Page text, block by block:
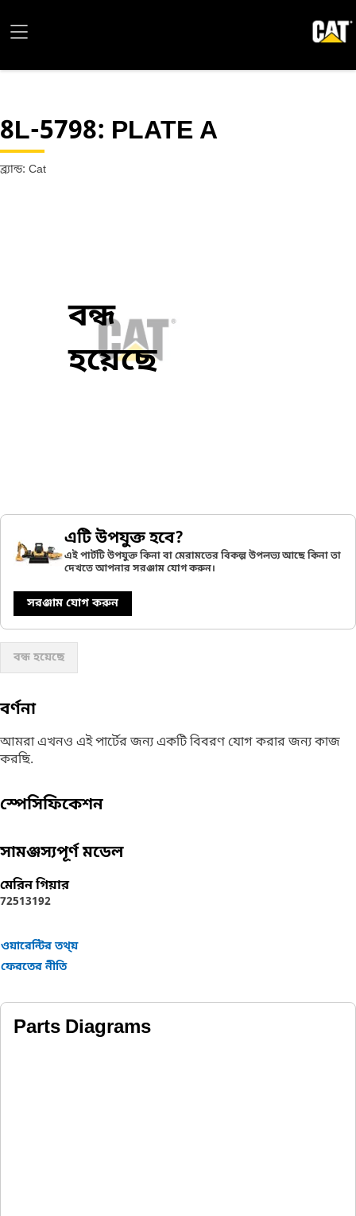
8L-5798: PLATE A
ব্র্যান্ড: Cat
বন্ধ
হয়েছে
এটি উপযুক্ত হবে?
এই পার্টটি উপযুক্ত কিনা বা মেরামতের বিকল্প উপলভ্য আছে কিনা তা
দেখতে আপনার সরঞ্জাম যোগ করুন।
সরঞ্জাম যোগ করুন
বন্ধ হয়েছে
বর্ণনা
আমরা এখনও এই পার্টের জন্য একটি বিবরণ যোগ করার জন্য কাজ
করছি.
স্পেসিফিকেশন
সামঞ্জস্যপূর্ণ মডেল
মেরিন গিয়ার
72513192
ওয়ারেন্টির তথ্য়
ফেরতের নীতি
Parts Diagrams